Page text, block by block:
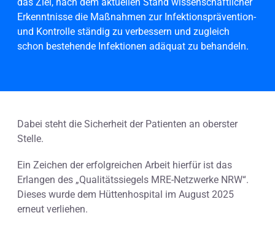
Erkenntnisse die Maßnahmen zur Infektionsprävention-
und Kontrolle ständig zu verbessern und zugleich
schon bestehende Infektionen adäquat zu behandeln.
Dabei steht die Sicherheit der Patienten an oberster
Stelle.
Ein Zeichen der erfolgreichen Arbeit hierfür ist das
Erlangen des „Qualitätssiegels MRE-Netzwerke NRW“.
Dieses wurde dem Hüttenhospital im August 2025
erneut verliehen.